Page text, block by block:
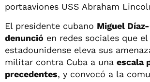
portaaviones USS Abraham
El presidente cubano Miguel
denunció en redes sociales que
estadounidense eleva sus
militar contra Cuba a una escala
precedentes, y convocó a la